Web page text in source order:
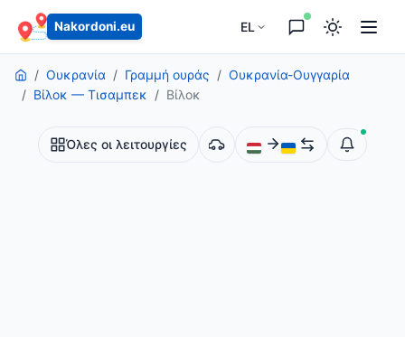
Nakordoni.eu EL
περιεχόμενο
Ουκρανία Γραμμή ουράς
Ουκρανία-Ουγγαρία
Βίλοκ — Τισαμπεκ
Βίλοκ
Όλες οι λειτουργίες